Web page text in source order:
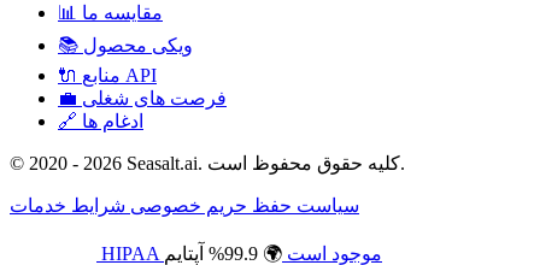
📊 مقایسه ما
📚 ویکی محصول
🔌
منابع API
💼 فرصت های شغلی
🔗 ادغام ها
© 2020 - 2026 Seasalt.ai. کلیه حقوق محفوظ است.
سیاست حفظ حریم خصوصی شرایط خدمات
HIPAA موجود است 🌍 99.9% آپتایم